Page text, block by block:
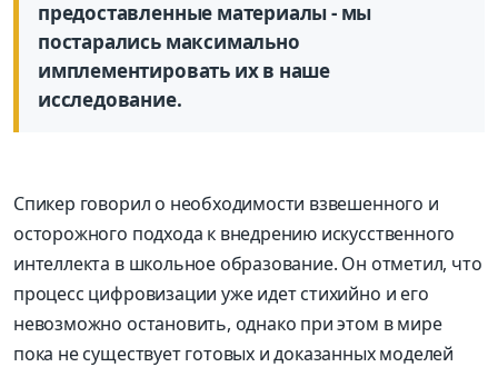
предоставленные материалы - мы
постарались максимально
имплементировать их в наше
исследование.
Спикер говорил о необходимости взвешенного и
осторожного подхода к внедрению искусственного
интеллекта в школьное образование. Он отметил, что
процесс цифровизации уже идет стихийно и его
невозможно остановить, однако при этом в мире
пока не существует готовых и доказанных моделей